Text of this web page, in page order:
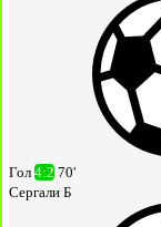
Гол 4:2 70'
Сергали Б